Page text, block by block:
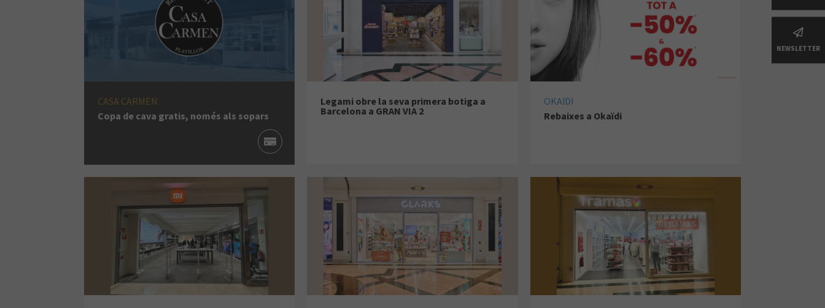
CASA CARMEN
Copa de cava gratis, només als sopars
Legami obre la seva primera botiga a
Barcelona a GRAN VIA 2
OKAÏDI
Rebaixes a Okaïdi
NEWSLETTER